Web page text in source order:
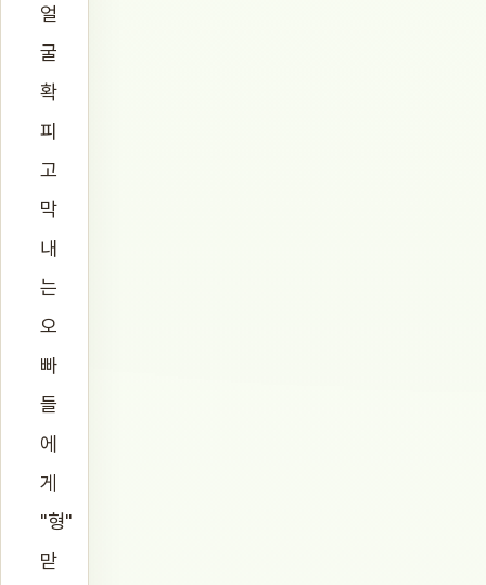
얼
굴
확
피
고
막
내
는
오
빠
들
에
게
"형"
맏